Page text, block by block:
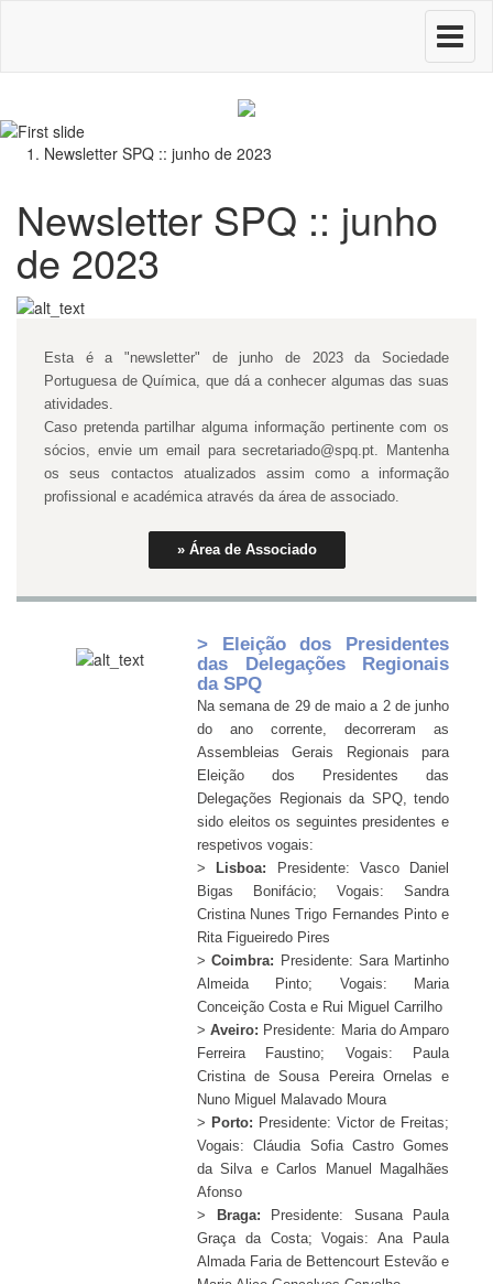
Toggle
Newsletter SPQ :: junho de 2023
Newsletter SPQ :: junho
de 2023
Esta é a "newsletter" de junho de 2023 da Sociedade
Portuguesa de Química, que dá a conhecer algumas das suas
atividades.
Caso pretenda partilhar alguma informação pertinente com os
sócios, envie um email para secretariado@spq.pt. Mantenha
os seus contactos atualizados assim como a informação
profissional e académica através da área de associado.
» Área de Associado
> Eleição dos Presidentes
das Delegações Regionais
da SPQ
Na semana de 29 de maio a 2 de junho
do ano corrente, decorreram as
Assembleias Gerais Regionais para
Eleição dos Presidentes das
Delegações Regionais da SPQ, tendo
sido eleitos os seguintes presidentes e
respetivos vogais:
>Lisboa: Presidente: Vasco Daniel
Bigas Bonifácio; Vogais: Sandra
Cristina Nunes Trigo Fernandes Pinto e
Rita Figueiredo Pires
>Coimbra: Presidente: Sara Martinho
Almeida Pinto; Vogais: Maria
Conceição Costa e Rui Miguel Carrilho
>Aveiro: Presidente: Maria do Amparo
Ferreira Faustino; Vogais: Paula
Cristina de Sousa Pereira Ornelas e
Nuno Miguel Malavado Moura
> Porto: Presidente: Victor de Freitas;
Vogais: Cláudia Sofia Castro Gomes
da Silva e Carlos Manuel Magalhães
Afonso
> Braga: Presidente: Susana Paula
Graça da Costa; Vogais: Ana Paula
Almada Faria de Bettencourt Estevão e